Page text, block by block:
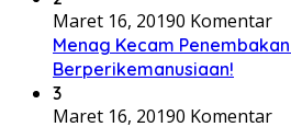
Maret 16, 20190 Komentar
Menag Kecam
Berperikemanusiaan!
3
Maret 16, 20190 Komentar